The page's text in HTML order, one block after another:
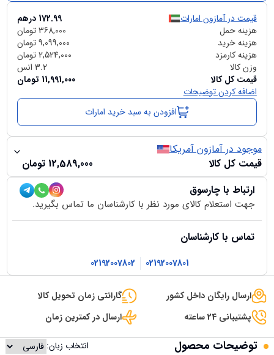
قیمت در آمازون امارات 172.99 درهم
هزینه حمل
368,000تومان
هزینه خرید
9,099,000تومان
هزینه کارمزد
2,524,000تومان
وزن کالا
3.2 انس
قیمت کل کالا
11,991,000 تومان
اضافه کردن توضیحات
افزودن به سبد خرید امارات
موجود در آمازون آمریکا
قیمت کل کالا
12,589,000 تومان
ارتباط با چارسوق
جهت استعلام کالای مورد نظر با کارشناسان ما تماس بگیرید.
تماس با کارشناسان
02192007801
02192007802
ارسال رایگان داخل کشور
گارانتی زمان تحویل کالا
پشتیبانی 24 ساعته
ارسال در کمترین زمان
توضیحات محصول
انتخاب زبان: